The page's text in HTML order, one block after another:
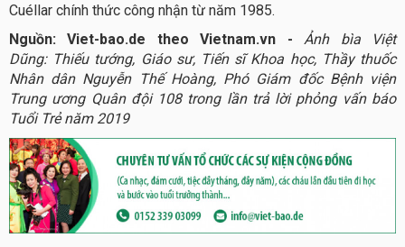
Cuéllar chính thức công nhận từ năm 1985.
Nguồn: Viet-bao.de theo Vietnam.vn -
Ảnh bìa Việt
Dũng: Thiếu tướng, Giáo sư, Tiến sĩ Khoa học, Thầy thuốc
Nhân dân Nguyễn Thế Hoàng, Phó Giám đốc Bệnh viện
Trung ương Quân đội 108 trong lần trả lời phỏng vấn báo
Tuổi Trẻ năm 2019